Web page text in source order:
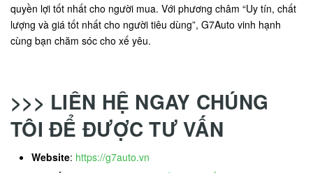
quyền lợi tốt nhất cho người mua. Với phương châm “Uy tín, chất
lượng và giá tốt nhất cho người tiêu dùng”, G7Auto vinh hạnh
cùng bạn chăm sóc cho xế yêu.
>>> LIÊN HỆ NGAY CHÚNG
TÔI ĐỂ ĐƯỢC TƯ VẤN
Website: https://g7auto.vn